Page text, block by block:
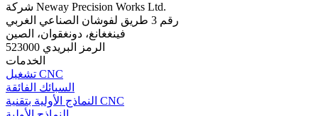
شركة Neway Precision Works Ltd.
رقم 3 طريق لفوشان الصناعي الغربي
فينغغانغ، دونغقوان، الصين
الرمز البريدي 523000
الخدمات
تشغيل CNC
السبائك الفائقة
النماذج الأولية بتقنية CNC